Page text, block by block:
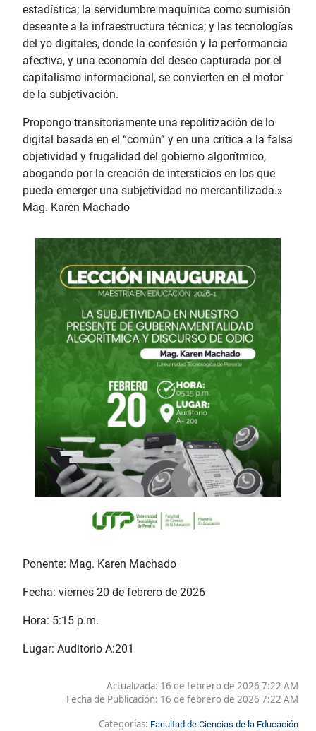
estadística; la servidumbre maquínica como sumisión
deseante a la infraestructura técnica; y las tecnologías
del yo digitales, donde la confesión y la performancia
afectiva, y una economía del deseo capturada por el
capitalismo informacional, se convierten en el motor
de la subjetivación.
Propongo transitoriamente una repolitización de lo
digital basada en el “común” y en una crítica a la falsa
objetividad y frugalidad del gobierno algorítmico,
abogando por la creación de intersticios en los que
pueda emerger una subjetividad no mercantilizada.»
Mag. Karen Machado
Ponente: Mag. Karen Machado
Fecha: viernes 20 de febrero de 2026
Hora: 5:15 p.m.
Lugar: Auditorio A:201
Actualizada: 16 de febrero de 2026 7:22 AM
Fecha de Publicación: 16 de febrero de 2026 7:22 AM
Categorías: Facultad de Ciencias de la Educación